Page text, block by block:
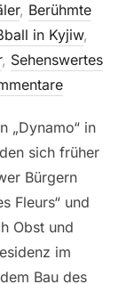
, Berühmte
in Kyjiw,
, Sehenswertes
„Dynamo“ in
sich früher
Bürgern
Fleurs“ und
Obst und
im
Bau des